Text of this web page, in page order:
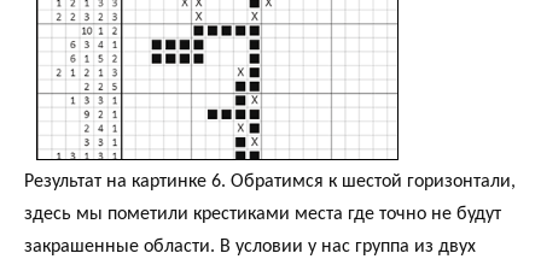
Результат на картинке 6. Обратимся к шестой горизонтали,
здесь мы пометили крестиками места где точно не будут
закрашенные области. В условии у нас группа из двух